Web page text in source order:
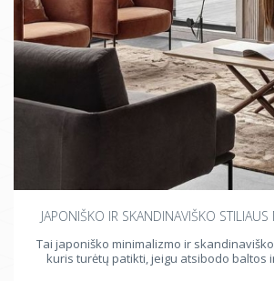
JAPONIŠKO IR SKANDINAVIŠKO STILIAUS
Tai japoniško minimalizmo ir
kuris turėtų patikti, jeigu atsibodo baltos